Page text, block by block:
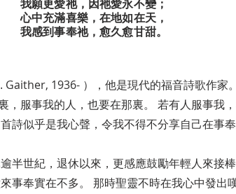
我願更愛祂，因祂愛永不變；
心中充滿喜樂，在地如在天，
我感到事奉祂，愈久愈甘甜。
1936- ），他是現代的福音詩歌作家
，服事我的人，也要在那裏。 若有人服事我
詩似乎是我心聲，令我不得不分享自己在事奉
半世紀，退休以來，更感應鼓勵年輕人來接
事奉實在不多。 那時聖靈不時在我心中發出